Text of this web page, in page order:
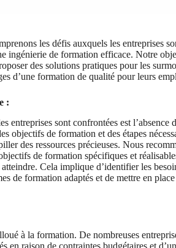
les défis auxquels les entreprises
ingénierie de formation efficace. Notre
des solutions pratiques pour les
d’une formation de qualité pour leurs
:
entreprises sont confrontées est l’absence
objectifs de formation et des étapes
des ressources précieuses. Nous
de formation spécifiques et
Cela implique d’identifier les
de formation adaptés et de mettre en
à la formation. De nombreuses
en raison de contraintes budgétaires et